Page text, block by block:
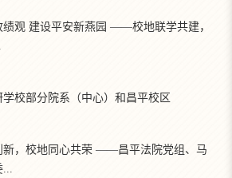
绩观 建设平安新燕园 ——校地联学共建，
学校部分院系（中心）和昌平校区
新，校地同心共荣 ——昌平法院党组、马